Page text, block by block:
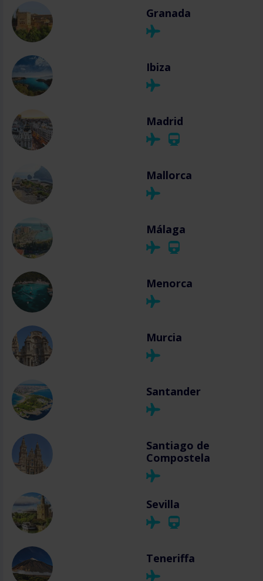
Granada
Ibiza
Madrid
Mallorca
Málaga
Menorca
Murcia
Santander
Santiago de
Compostela
Sevilla
Teneriffa